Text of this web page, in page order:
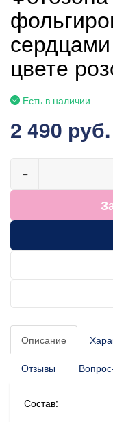
цвете
Есть в наличии
2 490 руб.
−
Описание
Отзывы
Состав: